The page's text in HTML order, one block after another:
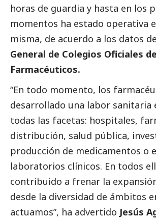
horas de guardia y hasta en los
momentos ha estado operativa
misma, de acuerdo a los datos
General de Colegios Oficiales de
Farmacéuticos.
“En todo momento, los
desarrollado una labor sanitaria
todas las facetas: hospitales,
distribución, salud pública,
producción de medicamentos o
laboratorios clínicos. En todos
contribuido a frenar la
desde la diversidad de ámbitos
actuamos”, ha advertido Jesús